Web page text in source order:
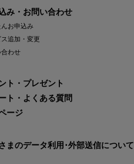
み・お問い合わせ
お申込み
ス追加・変更
合わせ
ト・プレゼント
ト・よくある質問
ージ
まのデータ利用･外部送信について